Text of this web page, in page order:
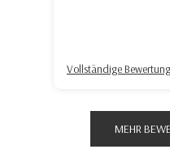
Vollständige Bewertung
MEHR